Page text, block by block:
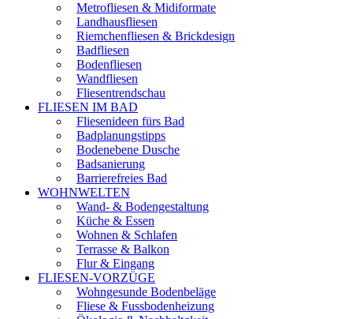
Metrofliesen & Midiformate
Landhausfliesen
Riemchenfliesen & Brickdesign
Badfliesen
Bodenfliesen
Wandfliesen
Fliesentrendschau
FLIESEN IM BAD
Fliesenideen fürs Bad
Badplanungstipps
Bodenebene Dusche
Badsanierung
Barrierefreies Bad
WOHNWELTEN
Wand- & Bodengestaltung
Küche & Essen
Wohnen & Schlafen
Terrasse & Balkon
Flur & Eingang
FLIESEN-VORZÜGE
Wohngesunde Bodenbeläge
Fliese & Fussbodenheizung